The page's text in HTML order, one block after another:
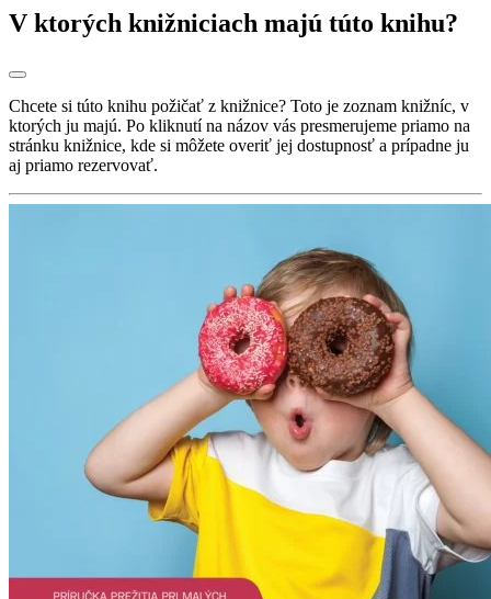
V ktorých knižniciach majú túto knihu?
Chcete si túto knihu požičať z knižnice? Toto je zoznam knižníc, v
ktorých ju majú. Po kliknutí na názov vás presmerujeme priamo na
stránku knižnice, kde si môžete overiť jej dostupnosť a prípadne ju
aj priamo rezervovať.